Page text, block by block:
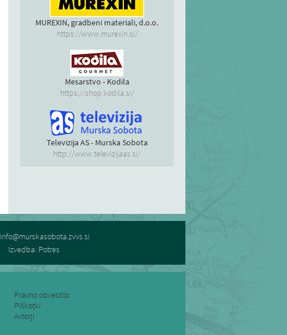
MUREXIN, gradbeni materiali, d.o.o.
https://www.murexin.si/
Mesarstvo - Kodila
https://shop.kodila.si/
Televizija AS - Murska Sobota
http://www.televizijaas.si/
info@murskasobota.zvvs.si
Izvedba: Potres
Pravno obvestilo
Piškotki
Avtorji